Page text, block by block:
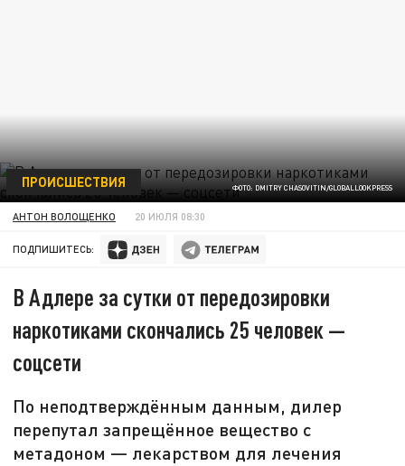
ФОТО: DMITRY CHASOVITIN/GLOBALLOOKPRESS
ПРОИСШЕСТВИЯ
АНТОН ВОЛОЩЕНКО 20 ИЮЛЯ 08:30
ПОДПИШИТЕСЬ:
В Адлере за сутки от передозировки
наркотиками скончались 25 человек —
соцсети
По неподтверждённым данным, дилер
перепутал запрещённое вещество с
метадоном — лекарством для лечения